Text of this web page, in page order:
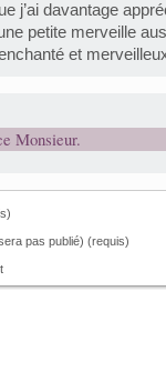
j’ai davantage
petite merveille
et
Monsieur.
pas publié) (requis)